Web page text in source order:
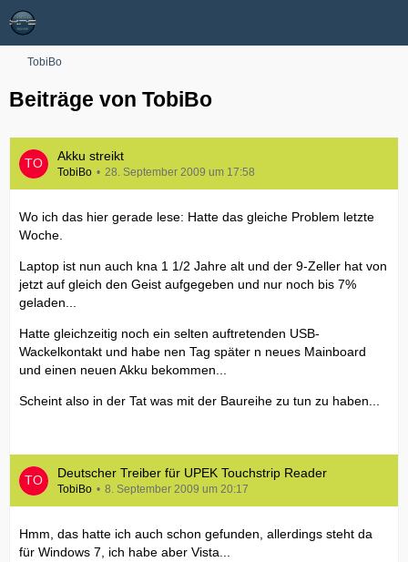
TobiBo
Beiträge von TobiBo
Akku streikt
TobiBo 28. September 2009 um 17:58
Wo ich das hier gerade lese: Hatte das gleiche Problem letzte
Woche.
Laptop ist nun auch kna 1 1/2 Jahre alt und der 9-Zeller hat von
jetzt auf gleich den Geist aufgegeben und nur noch bis 7%
geladen...
Hatte gleichzeitig noch ein selten auftretenden USB-
Wackelkontakt und habe nen Tag später n neues Mainboard
und einen neuen Akku bekommen...
Scheint also in der Tat was mit der Baureihe zu tun zu haben...
Deutscher Treiber für UPEK Touchstrip Reader
TobiBo 8. September 2009 um 20:17
Hmm, das hatte ich auch schon gefunden, allerdings steht da
für Windows 7, ich habe aber Vista...